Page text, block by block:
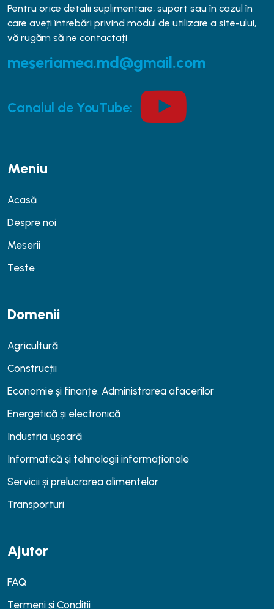
Pentru orice detalii suplimentare, suport sau în cazul în
care aveți întrebări privind modul de utilizare a site-ului,
vă rugăm să ne contactați
meseriamea.md@gmail.com
Canalul de YouTube:
Meniu
Acasă
Despre noi
Meserii
Teste
Domenii
Agricultură
Construcții
Economie și finanțe. Administrarea afacerilor
Energetică și electronică
Industria ușoară
Informatică și tehnologii informaționale
Servicii și prelucrarea alimentelor
Transporturi
Ajutor
FAQ
Termeni și Condiții